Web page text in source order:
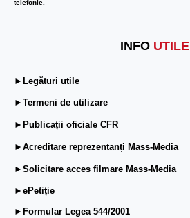
telefonie.
INFO UTILE
►Legături utile
►Termeni de utilizare
►Publicații oficiale CFR
►Acreditare reprezentanți Mass-Media
►Solicitare acces filmare Mass-Media
►ePetiție
►Formular Legea 544/2001